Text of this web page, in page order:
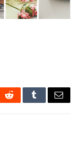
RedditTumblrEmail